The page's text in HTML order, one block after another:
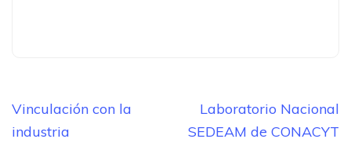
Navegación
de
Vinculación con la
industria
Laboratorio Nacional
SEDEAM de CONACYT